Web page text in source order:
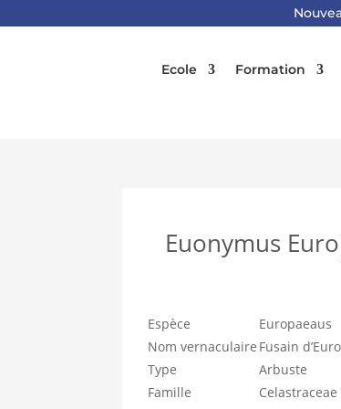
Ecole Formation
Euonymus
Espèce
Europaeaus
Nom vernaculaire Fusain
Type
Arbuste
Famille
Celastraceae